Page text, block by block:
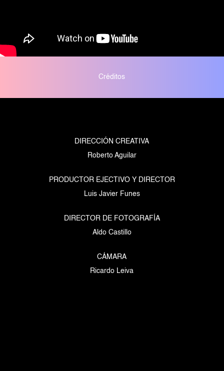
Créditos
DIRECCIÓN CREATIVA
Roberto Aguilar
PRODUCTOR EJECTIVO Y DIRECTOR
Luis Javier Funes
DIRECTOR DE FOTOGRAFÍA
Aldo Castillo
CÁMARA
Ricardo Leiva